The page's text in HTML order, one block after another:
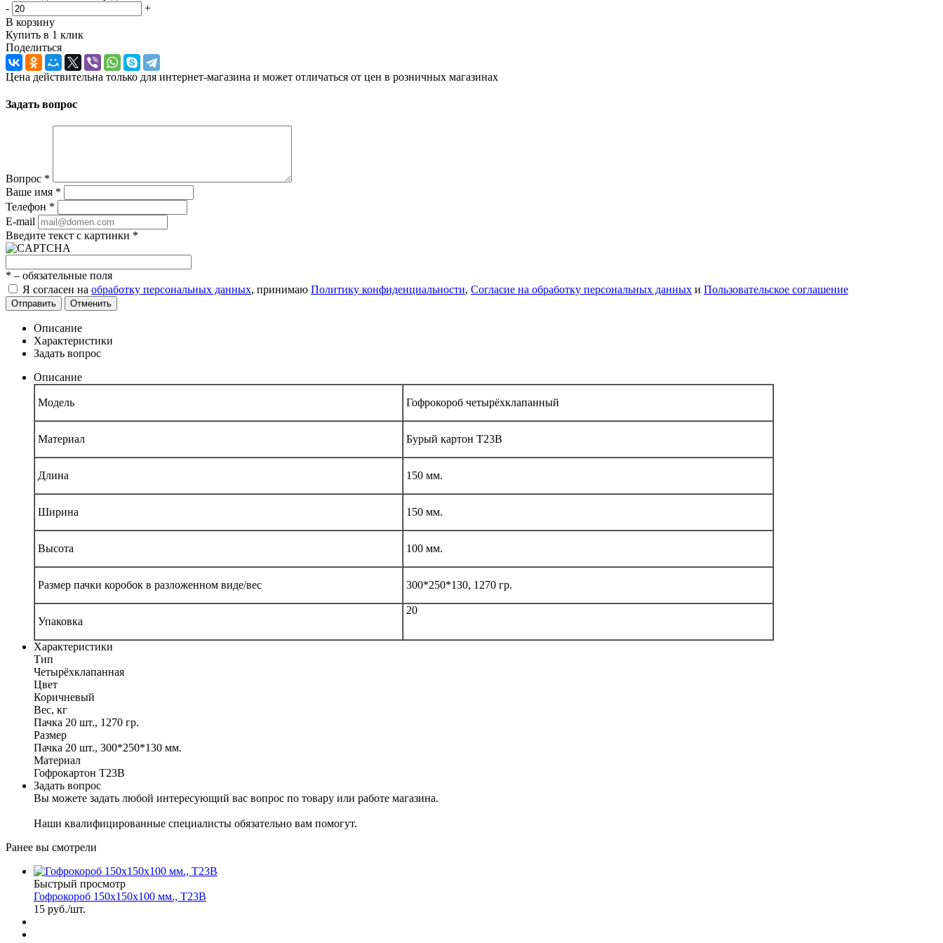
-
+
В корзину
Купить в 1 клик
Поделиться
Цена действительна только для интернет-магазина и может отличаться от цен в розничных магазинах
Задать вопрос
Вопрос *
Ваше имя *
Телефон *
E-mail
Введите текст с картинки *
* – обязательные поля
Я согласен на обработку персональных данных, принимаю Политику конфиденциальности, Согласие на обработку персональных данных и Пользовательское соглашение
Отправить Отменить
Описание
Характеристики
Задать вопрос
Описание
Модель Гофрокороб четырёхклапанный
Материал Бурый картон Т23В
Длина 150 мм.
Ширина 150 мм.
Высота 100 мм.
Размер пачки коробок в разложенном виде/вес 300*250*130, 1270 гр.
Упаковка
20
Характеристики
Тип
Четырёхклапанная
Цвет
Коричневый
Вес, кг
Пачка 20 шт., 1270 гр.
Размер
Пачка 20 шт., 300*250*130 мм.
Материал
Гофрокартон Т23В
Задать вопрос
Вы можете задать любой интересующий вас вопрос по товару или работе магазина.
Наши квалифицированные специалисты обязательно вам помогут.
Ранее вы смотрели
Быстрый просмотр
Гофрокороб 150х150х100 мм., Т23В
15 руб./шт.